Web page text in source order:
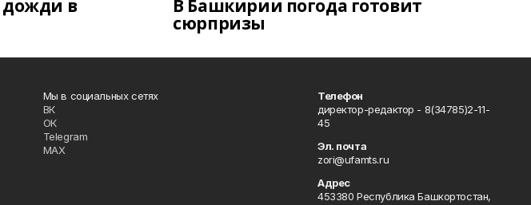
дожди в В Башкирии погода готовит
сюрпризы
Мы в социальных сетях
ВК
ОК
Telegram
MAX
Телефон
директор-редактор - 8(34785)2-11-
45
Эл. почта
zori@ufamts.ru
Адрес
453380 Республика Башкортостан,